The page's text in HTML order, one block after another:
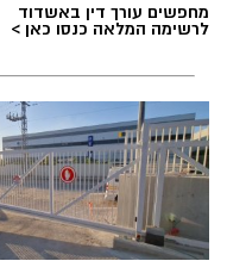
מחפשים עורך דין באשדוד
לרשימה המלאה כנסו כאן >